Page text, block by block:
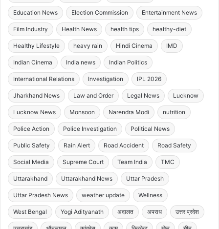
Education News Election Commission Entertainment News
Film Industry Health News health tips healthy-diet
Healthy Lifestyle heavy rain Hindi Cinema IMD
Indian Cinema India news Indian Politics
International Relations Investigation IPL 2026
Jharkhand News Law and Order Legal News Lucknow
Lucknow News Monsoon Narendra Modi nutrition
Police Action Police Investigation Political News
Public Safety Rain Alert Road Accident Road Safety
Social Media Supreme Court Team India TMC
Uttarakhand Uttarakhand News Uttar Pradesh
Uttar Pradesh News weather update Wellness
West Bengal Yogi Adityanath अदालत अपराध उत्तर प्रदेश